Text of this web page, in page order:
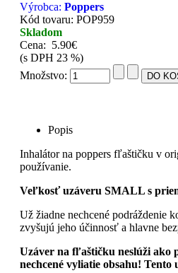
Výrobca: Poppers
Kód tovaru: POP959
Skladom
Cena: 5.90€
(s DPH 23 %)
Množstvo:
Popis
Inhalátor na poppers fľaštičku v
používanie.
Veľkosť uzáveru SMALL s
Už žiadne nechcené podráždenie
zvyšujú jeho účinnosť a hlavne
Uzáver na fľaštičku neslúži ako
nechcené vyliatie obsahu!